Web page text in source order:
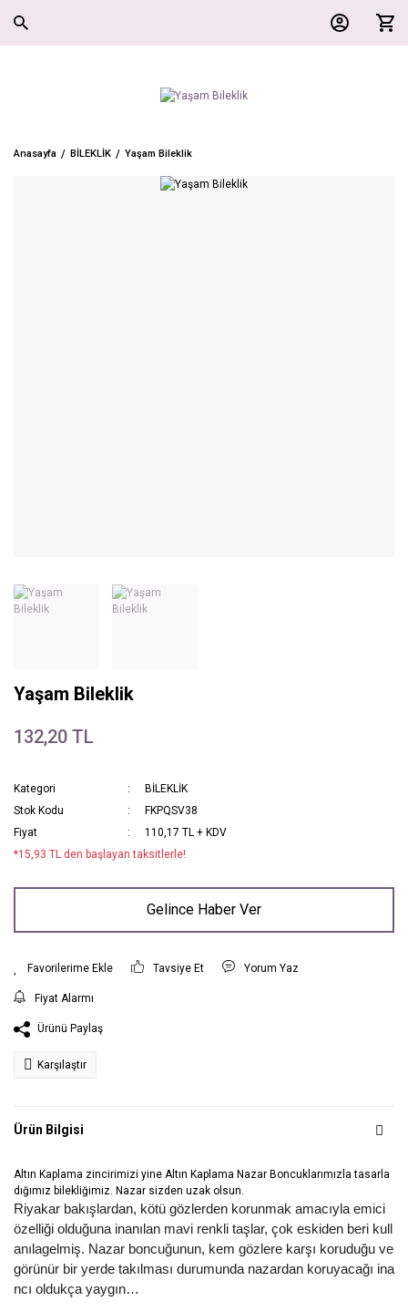
Anasayfa BİLEKLİK Yaşam Bileklik
Yaşam Bileklik
132,20 TL
Kategori
BİLEKLİK
Stok Kodu
FKPQSV38
Fiyat
110,17 TL + KDV
*15,93 TL den başlayan taksitlerle!
Gelince Haber Ver
Tavsiye Et Yorum Yaz
Fiyat Alarmı
Ürünü Paylaş
Karşılaştır
Ürün Bilgisi
Altın Kaplama zincirimizi yine Altın Kaplama Nazar Boncuklarımızla tasarla
dığımız bilekliğimiz. Nazar sizden uzak olsun.
Riyakar bakışlardan, kötü gözlerden korunmak amacıyla emici
özelliği olduğuna inanılan mavi renkli taşlar, çok eskiden beri kull
anılagelmiş. Nazar boncuğunun, kem gözlere karşı koruduğu ve
görünür bir yerde takılması durumunda nazardan koruyacağı ina
ncı oldukça yaygın…